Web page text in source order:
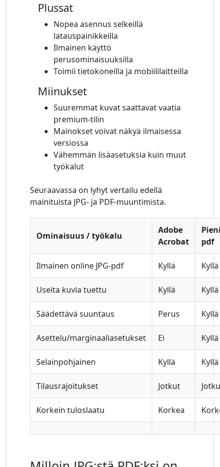
Plussat
Nopea asennus selkeillä
latauspainikkeilla
Ilmainen käyttö
perusominaisuuksilla
Toimii tietokoneilla ja mobiililaitteilla
Miinukset
Suuremmat kuvat saattavat vaatia
premium-tilin
Mainokset voivat näkyä ilmaisessa
versiossa
Vähemmän lisäasetuksia kuin muut
työkalut
Seuraavassa on lyhyt vertailu edellä
mainituista JPG- ja PDF-muuntimista.
Ominaisuus / työkalu
Adobe
Acrobat
pdf
Ilmainen online JPG-pdf Kyllä Kyllä
Useita kuvia tuettu Kyllä Kyllä
Säädettävä suuntaus Perus Kyllä
Asettelu/marginaaliasetukset Ei Kyllä
Selainpohjainen Kyllä Kyllä
Tilausrajoitukset Jotkut
Korkein tuloslaatu Korkea